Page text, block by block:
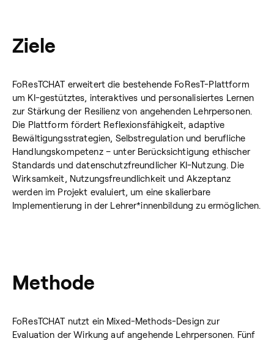
Ziele
FoResTCHAT erweitert die bestehende FoResT-Plattform
um KI-gestütztes, interaktives und personalisiertes Lernen
zur Stärkung der Resilienz von angehenden Lehrpersonen.
Die Plattform fördert Reflexionsfähigkeit, adaptive
Bewältigungsstrategien, Selbstregulation und berufliche
Handlungskompetenz – unter Berücksichtigung ethischer
Standards und datenschutzfreundlicher KI-Nutzung. Die
Wirksamkeit, Nutzungsfreundlichkeit und Akzeptanz
werden im Projekt evaluiert, um eine skalierbare
Implementierung in der Lehrer*innenbildung zu ermöglichen.
Methode
FoResTCHAT nutzt ein Mixed-Methods-Design zur
Evaluation der Wirkung auf angehende Lehrpersonen. Fünf